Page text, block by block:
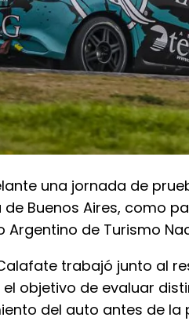
una jornada de
Buenos Aires, como
de Turismo
trabajó junto al
el objetivo de evaluar
del auto antes de la